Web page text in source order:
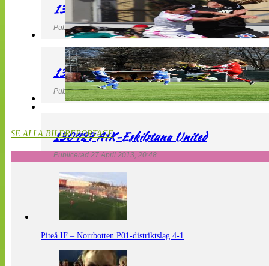
130427 IF Limhamn Bunkeflo – QBIK
Publicerad 27 April 2013, 21:10
130427 LdB FC Malmö – Mallbackens IF
Publicerad 27 April 2013, 20:54
130427 AIK-Eskilstuna United
Publicerad 27 April 2013, 20:48
SE ALLA BILDREPORTAGE
Piteå IF – Norrbotten P01-distriktslag 4-1